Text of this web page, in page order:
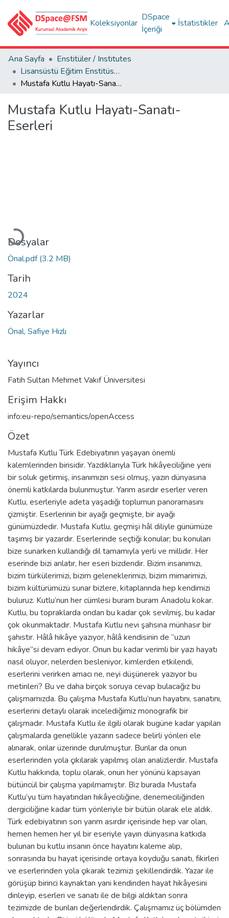
Koleksiyonlar
DSpace
İçeriği
İstatistikler
Ana Sayfa
Enstitüler / Institutes
Lisansüstü Eğitim Enstitüsü Tez Koleksiyonu
Mustafa Kutlu Hayatı-Sanatı-Eserleri
Mustafa Kutlu Hayatı-Sanatı-
Eserleri
Yükleniyor...
Dosyalar
Önal.pdf(3.2 MB)
Tarih
2024
Yazarlar
Önal, Safiye Hızlı
Yayıncı
Fatih Sultan Mehmet Vakıf Üniversitesi
Erişim Hakkı
info:eu-repo/semantics/openAccess
Özet
Mustafa Kutlu Türk Edebiyatının yaşayan önemli
kalemlerinden birisidir. Yazdıklarıyla Türk hikâyeciliğine yeni
bir soluk getirmiş, insanımızın sesi olmuş, yazın dünyasına
önemli katkılarda bulunmuştur. Yarım asırdır eserler veren
Kutlu, eserleriyle adeta yaşadığı toplumun panoramasını
çizmiştir. Eserlerinin bir ayağı geçmişte, bir ayağı
günümüzdedir. Mustafa Kutlu, geçmişi hâl diliyle günümüze
taşımış bir yazardır. Eserlerinde seçtiği konular; bu konuları
bize sunarken kullandığı dil tamamıyla yerli ve millidir. Her
eserinde bizi anlatır, her eseri bizdendir. Bizim insanımızı,
bizim türkülerimizi, bizim geleneklerimizi, bizim mimarimizi,
bizim kültürümüzü sunar bizlere, kitaplarında hep kendimizi
buluruz. Kutlu’nun her cümlesi buram buram Anadolu kokar.
Kutlu, bu topraklarda ondan bu kadar çok sevilmiş, bu kadar
çok okunmaktadır. Mustafa Kutlu nevi şahsına münhasır bir
şahıstır. Hâlâ hikâye yazıyor, hâlâ kendisinin de “uzun
hikâye”si devam ediyor. Onun bu kadar verimli bir yazı hayatı
nasıl oluyor, nelerden besleniyor, kimlerden etkilendi,
eserlerini verirken amacı ne, neyi düşünerek yazıyor bu
metinleri? Bu ve daha birçok soruya cevap bulacağız bu
çalışmamızda. Bu çalışma Mustafa Kutlu’nun hayatını, sanatını,
eserlerini detaylı olarak incelediğimiz monografik bir
çalışmadır. Mustafa Kutlu ile ilgili olarak bugüne kadar yapılan
çalışmalarda genellikle yazarın sadece belirli yönleri ele
alınarak, onlar üzerinde durulmuştur. Bunlar da onun
eserlerinden yola çıkılarak yapılmış olan analizlerdir. Mustafa
Kutlu hakkında, toplu olarak, onun her yönünü kapsayan
bütüncül bir çalışma yapılmamıştır. Biz burada Mustafa
Kutlu’yu tüm hayatından hikâyeciliğine, denemeciliğinden
dergiciliğine kadar tüm yönleriyle bir bütün olarak ele aldık.
Türk edebiyatının son yarım asırdır içerisinde hep var olan,
hemen hemen her yıl bir eseriyle yayın dünyasına katkıda
bulunan bu kutlu insanın önce hayatını kaleme alıp,
sonrasında bu hayat içerisinde ortaya koyduğu sanatı, fikirleri
ve eserlerinden yola çıkarak tezimizi şekillendirdik. Yazar ile
görüşüp birinci kaynaktan yani kendinden hayat hikâyesini
dinleyip, eserleri ve sanatı ile de bilgi aldıktan sonra
tezimizde de bunları değerlendirdik. Çalışmamız üç bölümden